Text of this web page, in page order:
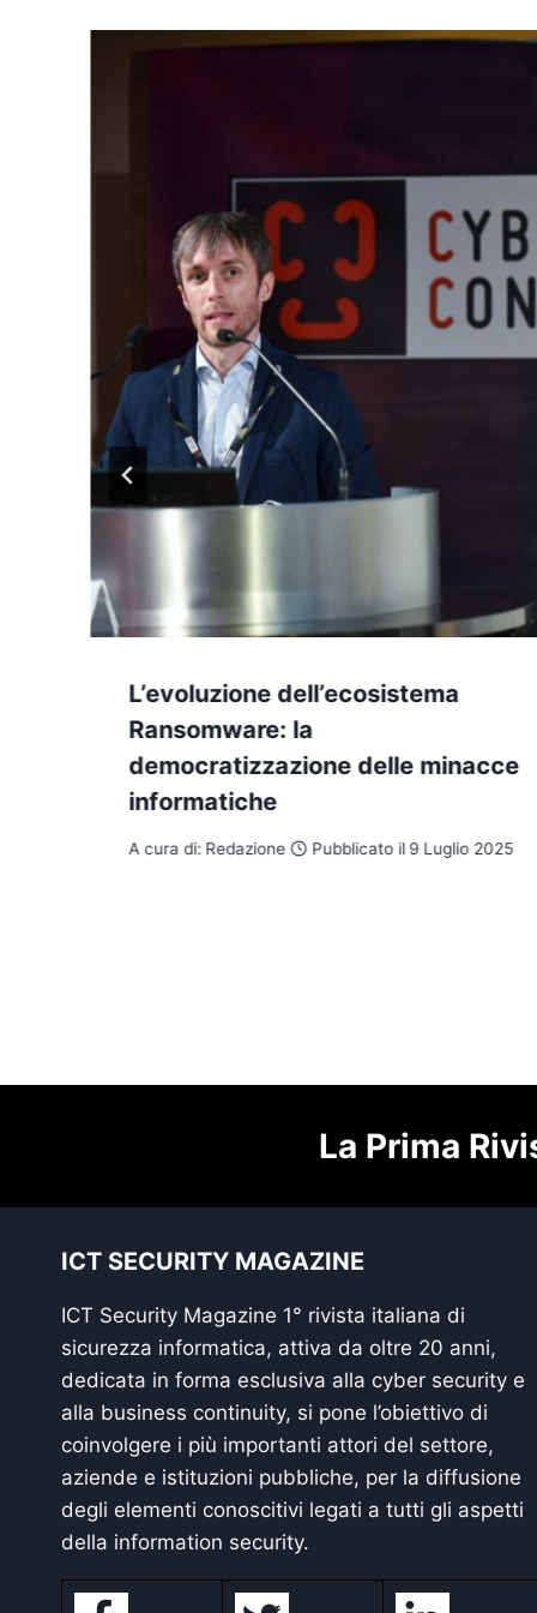
L’evoluzione dell’ecosistema
Ransomware: la
democratizzazione delle minacce
informatiche
A cura di: Redazione Pubblicato il 9 Luglio 2025
La Prima
ICT SECURITY MAGAZINE
ICT Security Magazine 1° rivista italiana di
sicurezza informatica, attiva da oltre 20 anni,
dedicata in forma esclusiva alla cyber security e
alla business continuity, si pone l’obiettivo di
coinvolgere i più importanti attori del settore,
aziende e istituzioni pubbliche, per la diffusione
degli elementi conoscitivi legati a tutti gli aspetti
della information security.